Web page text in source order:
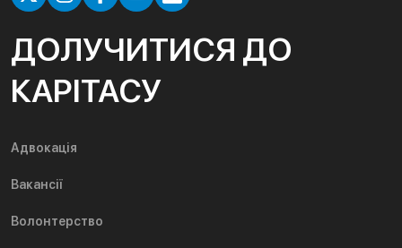
ДОЛУЧИТИСЯ ДО
КАРІТАСУ
Адвокація
Вакансії
Волонтерство